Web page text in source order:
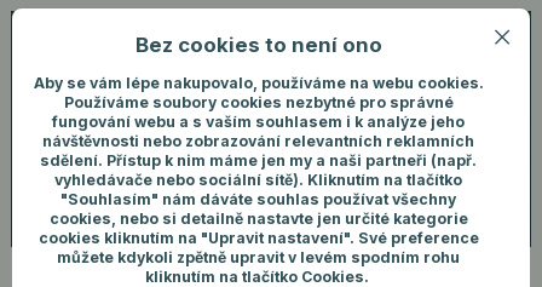
Menu
+420 731 292 460
Přihlášení
Hledat
ks
Bez cookies to není ono
Aby se vám lépe nakupovalo, používáme na webu cookies.
Používáme soubory cookies nezbytné pro správné
fungování webu a s vaším souhlasem i k analýze jeho
návštěvnosti nebo zobrazování relevantních reklamních
sdělení. Přístup k nim máme jen my a naši partneři (např.
vyhledávače nebo sociální sítě). Kliknutím na tlačítko
"Souhlasím" nám dáváte souhlas používat všechny
cookies, nebo si detailně nastavte jen určité kategorie
cookies kliknutím na "Upravit nastavení". Své preference
můžete kdykoli zpětně upravit v levém spodním rohu
kliknutím na tlačítko Cookies.